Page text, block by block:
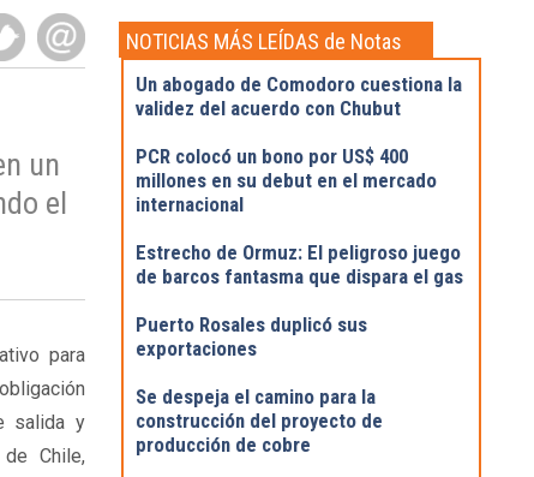
un
el
para
salida y
Chile,
NOTICIAS MÁS LEÍDAS de Notas
Destacadas
Un abogado de Comodoro cuestiona la
validez del acuerdo con Chubut
PCR colocó un bono por US$ 400
millones en su debut en el mercado
internacional
Estrecho de Ormuz: El peligroso juego
de barcos fantasma que dispara el gas
Puerto Rosales duplicó sus
exportaciones
Se despeja el camino para la
construcción del proyecto de
producción de cobre